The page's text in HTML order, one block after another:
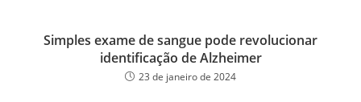
Simples exame de sangue pode revolucionar
identificação de Alzheimer
23 de janeiro de 2024